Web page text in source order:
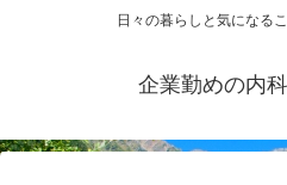
日々の暮らしと気になる
企業勤めの内